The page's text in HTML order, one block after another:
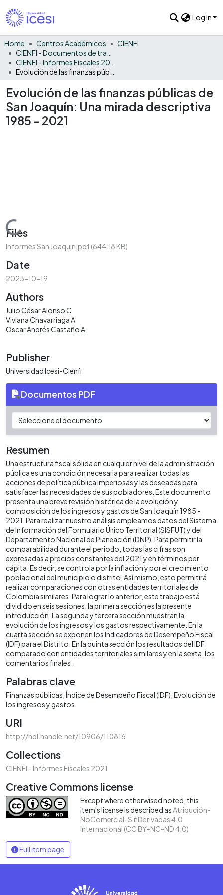
Log In
Home Centros Académicos
CIENFI
Evolución de las finanzas públicas de
San Joaquín: Una mirada descriptiva
1985 - 2021
Loading...
Files
Informes San Joaquin.pdf(644.18 KB)
Date
2023-10-19
Authors
Julio César Alonso C
Viviana Chavarriaga A
Oscar Andrés Castaño A
Publisher
Universidad Icesi-Cienfi
Documentos PDF
Resumen
Una estructura fiscal sólida en cualquier nivel de la administración
pública es una condición necesaria para realizar todas las
acciones de política pública imperiosas y las deseadas para
satisfacer las necesidades de sus pobladores. Este documento
presenta una breve revisión histórica de la evolución y
composición de los ingresos y gastos de San Joaquín 1985 -
2021. Para realizar nuestro análisis empleamos datos del Sistema
de Información del Formulario Único Territorial (SISFUT) y del
Departamento Nacional de Planeación (DNP). Para permitir la
comparabilidad durante el periodo, todas las cifras son
expresadas a precios constantes del 2021 y en términos per
cápita. Es decir, se controla por la inflación y por el crecimiento
poblacional del municipio o distrito. Así mismo, esto permitirá
realizar comparaciones con otras entidades territoriales de
Colombia similares. Para lograr lo anterior, este trabajo está
dividido en seis sesiones: la primera sección es la presente
introducción. La segunda y tercera sección muestran la
evolución de los ingresos y los gastos respectivamente. En la
cuarta sección se exponen los Indicadores de Desempeño Fiscal
(IDF) para el Distrito. En la quinta sección los resultados del IDF
comparado con entidades territoriales similares y en la sexta, los
comentarios finales.
Palabras clave
Finanzas públicas Índice de Desempeño Fiscal (IDF) Evolución de
los ingresos y gastos
URI
http://hdl.handle.net/10906/110816
Collections
CIENFI - Informes Fiscales 2021
Creative Commons license
Except where otherwised noted, this
item's license is described asAtribución-
NoComercial-SinDerivadas 4.0
Internacional (CC BY-NC-ND 4.0)
Full item page